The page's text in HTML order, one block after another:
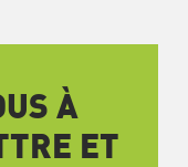
À
ET